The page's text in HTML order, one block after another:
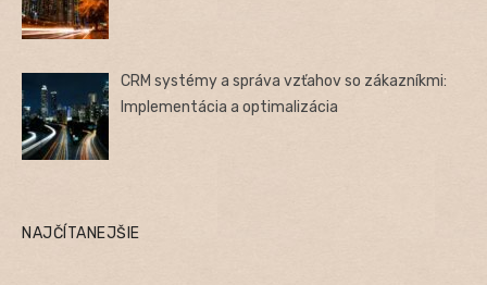
CRM systémy a správa vzťahov so zákazníkmi:
Implementácia a optimalizácia
NAJČÍTANEJŠIE